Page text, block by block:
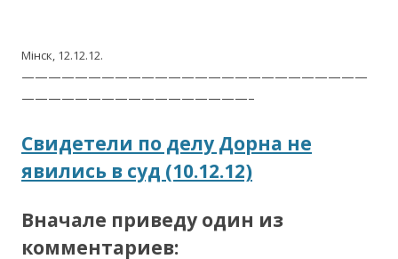
Мінск, 12.12.12.
——————————————————————————
—————————————————–
Свидетели по делу Дорна не
явились в суд (10.12.12)
Вначале приведу один из
комментариев: